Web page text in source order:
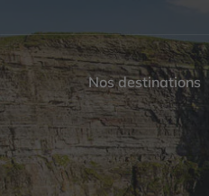
Nos destinations